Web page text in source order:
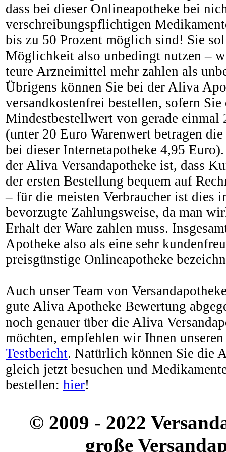
dass bei dieser Onlineapotheke bei
verschreibungspflichtigen
bis zu 50 Prozent möglich sind! Sie
Möglichkeit also unbedingt nutzen –
teure Arzneimittel mehr zahlen als
Übrigens können Sie bei der Aliva
versandkostenfrei bestellen, sofern Sie
Mindestbestellwert von gerade einmal
(unter 20 Euro Warenwert betragen
bei dieser Internetapotheke 4,95
der Aliva Versandapotheke ist, dass
der ersten Bestellung bequem auf
– für die meisten Verbraucher ist dies
bevorzugte Zahlungsweise, da man
Erhalt der Ware zahlen muss.
Apotheke also als eine sehr
preisgünstige Onlineapotheke
Auch unser Team von
gute Aliva Apotheke Bewertung
noch genauer über die Aliva
möchten, empfehlen wir Ihnen
Testbericht. Natürlich können Sie die
gleich jetzt besuchen und
bestellen: hier!
© 2009 - 2022
große